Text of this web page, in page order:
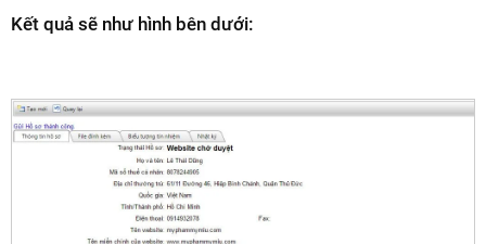
Kết quả sẽ như hình bên dưới: